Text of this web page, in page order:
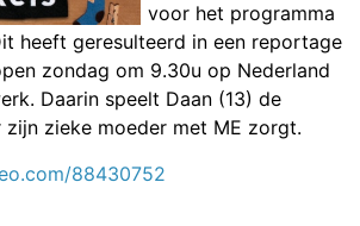
voor het programma
heeft geresulteerd in een reportage
zondag om 9.30u op Nederland
Daarin speelt Daan (13) de
zieke moeder met ME zorgt.
88430752